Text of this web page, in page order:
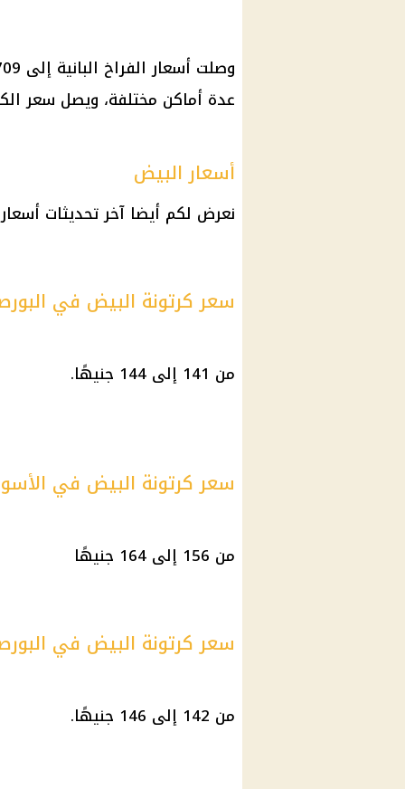
عدة أماكن مختلفة، ويصل سعر الكيلو إلى 190 جنيه، أو أقل
أسعار البيض
نعرض لكم أيضا آخر تحديثات
سعر كرتونة البيض في
من 141 إلى 144 جنيهًا.
سعر كرتونة البيض في
من 156 إلى 164 جنيهًا
سعر كرتونة البيض في
من 142 إلى 146 جنيهًا.